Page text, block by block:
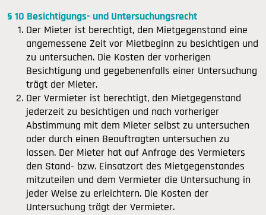
§ 10 Besichtigungs- und Untersuchungsrecht
Der Mieter ist berechtigt, den Mietgegenstand eine
angemessene Zeit vor Mietbeginn zu besichtigen und
zu untersuchen. Die Kosten der vorherigen
Besichtigung und gegebenenfalls einer Untersuchung
trägt der Mieter.
Der Vermieter ist berechtigt, den Mietgegenstand
jederzeit zu besichtigen und nach vorheriger
Abstimmung mit dem Mieter selbst zu untersuchen
oder durch einen Beauftragten untersuchen zu
lassen. Der Mieter hat auf Anfrage des Vermieters
den Stand- bzw. Einsatzort des Mietgegenstandes
mitzuteilen und dem Vermieter die Untersuchung in
jeder Weise zu erleichtern. Die Kosten der
Untersuchung trägt der Vermieter.